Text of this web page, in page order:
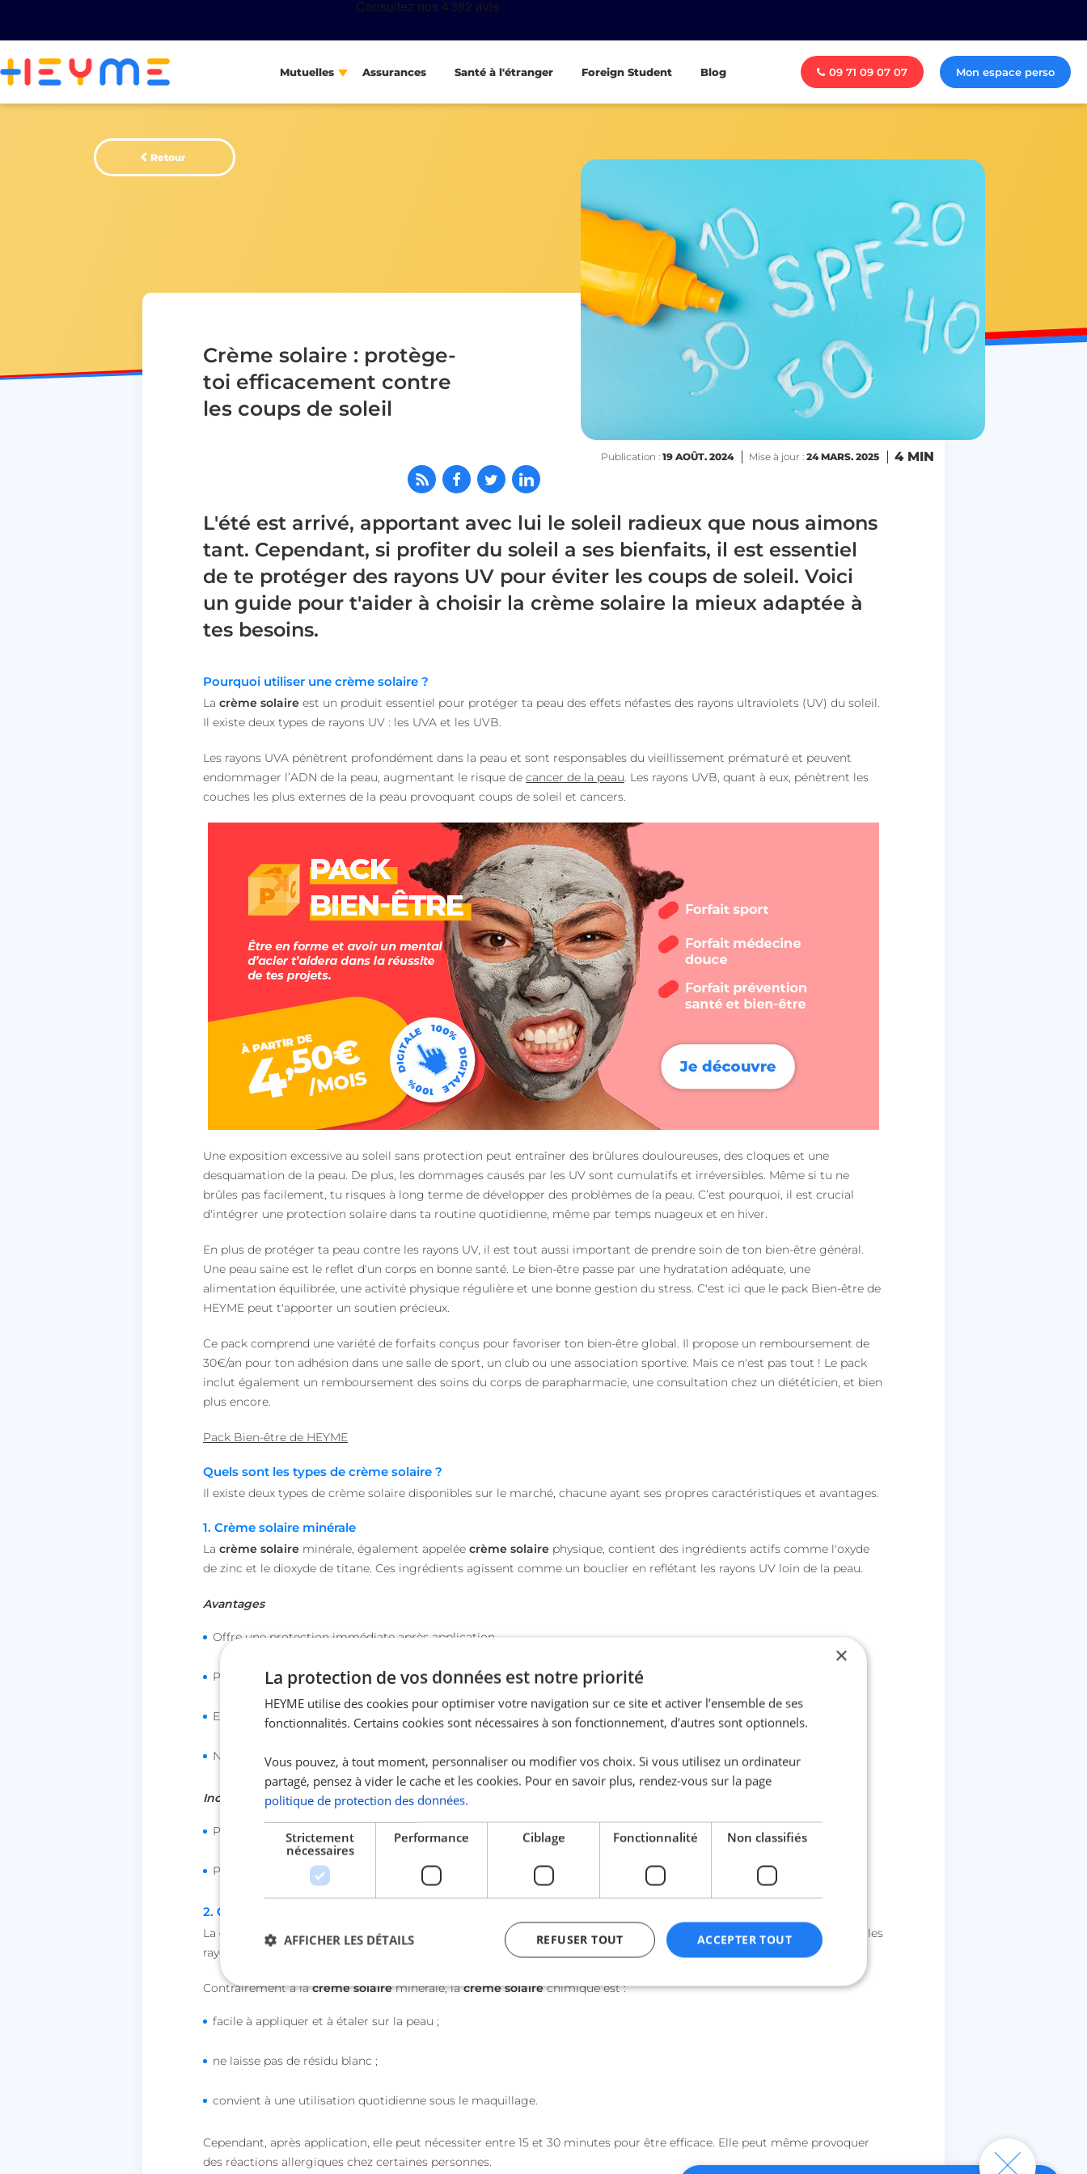
Mutuelles Assurances Santé à l'étranger Foreign Student Blog 09 71 09 07 07 Mon espace perso
Retour
Publication : 19 AOÛT. 2024 Mise à jour : 24 MARS. 2025 4 MIN
Crème solaire : protège-
toi efficacement contre
les coups de soleil
L'été est arrivé, apportant avec lui le soleil radieux que nous aimons
tant. Cependant, si profiter du soleil a ses bienfaits, il est essentiel
de te protéger des rayons UV pour éviter les coups de soleil. Voici
un guide pour t'aider à choisir la crème solaire la mieux adaptée à
tes besoins.
Pourquoi utiliser une crème solaire ?
La crème solaire est un produit essentiel pour protéger ta peau des effets néfastes des rayons ultraviolets (UV) du soleil.
Il existe deux types de rayons UV : les UVA et les UVB.
Les rayons UVA pénètrent profondément dans la peau et sont responsables du vieillissement prématuré et peuvent
endommager l’ADN de la peau, augmentant le risque de cancer de la peau. Les rayons UVB, quant à eux, pénètrent les
couches les plus externes de la peau provoquant coups de soleil et cancers.
Une exposition excessive au soleil sans protection peut entraîner des brûlures douloureuses, des cloques et une
desquamation de la peau. De plus, les dommages causés par les UV sont cumulatifs et irréversibles. Même si tu ne
brûles pas facilement, tu risques à long terme de développer des problèmes de la peau. C’est pourquoi, il est crucial
d'intégrer une protection solaire dans ta routine quotidienne, même par temps nuageux et en hiver.
En plus de protéger ta peau contre les rayons UV, il est tout aussi important de prendre soin de ton bien-être général.
Une peau saine est le reflet d'un corps en bonne santé. Le bien-être passe par une hydratation adéquate, une
alimentation équilibrée, une activité physique régulière et une bonne gestion du stress. C'est ici que le pack Bien-être de
HEYME peut t'apporter un soutien précieux.
Ce pack comprend une variété de forfaits conçus pour favoriser ton bien-être global. Il propose un remboursement de
30€/an pour ton adhésion dans une salle de sport, un club ou une association sportive. Mais ce n'est pas tout ! Le pack
inclut également un remboursement des soins du corps de parapharmacie, une consultation chez un diététicien, et bien
plus encore.
Pack Bien-être de HEYME
Quels sont les types de crème solaire ?
Il existe deux types de crème solaire disponibles sur le marché, chacune ayant ses propres caractéristiques et avantages.
1. Crème solaire minérale
La crème solaire minérale, également appelée crème solaire physique, contient des ingrédients actifs comme l'oxyde
de zinc et le dioxyde de titane. Ces ingrédients agissent comme un bouclier en reflétant les rayons UV loin de la peau.
Avantages
Offre une protection immédiate après application.
Provoque moins de réactions allergiques.
Excellente option pour les peaux sensibles.
Non comédogène
Inconvénients
Peut laisser un résidu blanc sur la peau.
Peut être plus épaisse et difficile à étaler.
2. Crème solaire chimique
La crème solairechimique contient des ingrédients tels que l’avobenzone, l’octinoxate et l’oxybenzone, qui inactivent les
rayons UV avant qu'ils n'endommagent la peau.
Contrairement à la crème solaireminérale, la crème solairechimique est :
facile à appliquer et à étaler sur la peau ;
ne laisse pas de résidu blanc ;
convient à une utilisation quotidienne sous le maquillage.
Cependant, après application, elle peut nécessiter entre 15 et 30 minutes pour être efficace. Elle peut même provoquer
des réactions allergiques chez certaines personnes.
×
La protection de vos données est notre priorité
HEYME utilise des cookies pour optimiser votre navigation sur ce site et activer l’ensemble de ses
fonctionnalités. Certains cookies sont nécessaires à son fonctionnement, d’autres sont optionnels.
Vous pouvez, à tout moment, personnaliser ou modifier vos choix. Si vous utilisez un ordinateur
partagé, pensez à vider le cache et les cookies. Pour en savoir plus, rendez-vous sur la page
politique de protection des données.
Strictement
nécessaires
Performance Ciblage Fonctionnalité Non classifiés
ACCEPTER TOUT
REFUSER TOUT
AFFICHER LES DÉTAILS
Strictement nécessaires
la gestion des comptes. Le site Web ne peut pas être utilisé correctement sans les cookies strictement nécessaires.
beta-front.heyme.care
lccst
fonction de boîte de discussion du site